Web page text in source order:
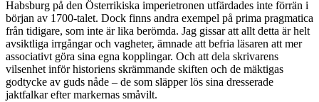
Habsburg på den Österrikiska imperietronen utfärdades inte förrän i
början av 1700-talet. Dock finns andra exempel på prima pragmatica
från tidigare, som inte är lika berömda. Jag gissar att allt detta är helt
avsiktliga irrgångar och vagheter, ämnade att befria läsaren att mer
associativt göra sina egna kopplingar. Och att dela skrivarens
vilsenhet inför historiens skrämmande skiften och de mäktigas
godtycke av guds nåde – de som släpper lös sina dresserade
jaktfalkar efter markernas småvilt.